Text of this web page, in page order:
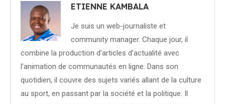
ETIENNE KAMBALA
Je suis un web-journaliste et
community manager. Chaque jour, il
combine la production d’articles d’actualité avec
l’animation de communautés en ligne. Dans son
quotidien, il couvre des sujets variés allant de la culture
au sport, en passant par la société et la politique. Il